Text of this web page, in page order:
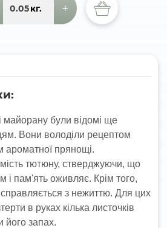
кг. +
майорану були відомі ще
Вони володіли рецептом
ароматної прянощі.
тютюну, стверджуючи, що
і пам'ять оживляє. Крім того,
з нежиттю. Для цих
в руках кілька листочків
його запах.